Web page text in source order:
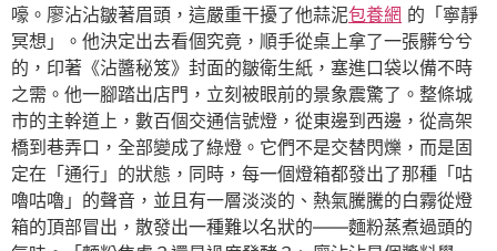
嚎。廖沾沾皺著眉頭，這嚴重干擾了他蒜泥包養網 的「寧靜
冥想」。他決定出去看個究竟，順手從桌上拿了一張髒兮兮
的，印著《沾醬秘笈》封面的皺衛生紙，塞進口袋以備不時
之需。他一腳踏出店門，立刻被眼前的景象震驚了。整條城
市的主幹道上，數百個交通信號燈，從東邊到西邊，從高架
橋到巷弄口，全部變成了綠燈。它們不是交替閃爍，而是固
定在「通行」的狀態，同時，每一個燈箱都發出了那種「咕
嚕咕嚕」的聲音，並且有一層淡淡的、熱氣騰騰的白霧從燈
箱的頂部冒出，散發出一種難以名狀的——麵粉蒸煮過頭的